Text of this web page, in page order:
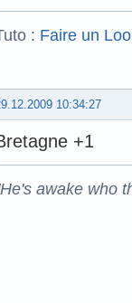
: Faire un
10:34:27
+1
awake who